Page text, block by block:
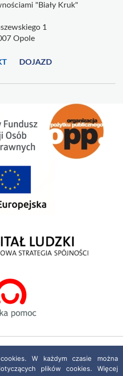
"Biały Kruk"
1
Opole
DOJAZD
netkoncept.com
W każdym czasie można
plików cookies. Więcej